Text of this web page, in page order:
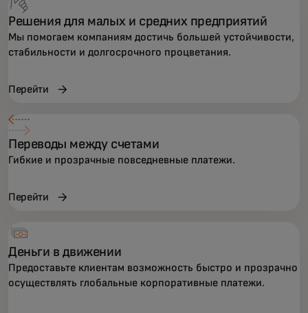
Решения для малых и средних предприятий
Мы помогаем компаниям достичь большей устойчивости,
стабильности и долгосрочного процветания.
Перейти
Переводы между счетами
Гибкие и прозрачные повседневные платежи.
Перейти
Деньги в движении
Предоставьте клиентам возможность быстро и прозрачно
осуществлять глобальные корпоративные платежи.